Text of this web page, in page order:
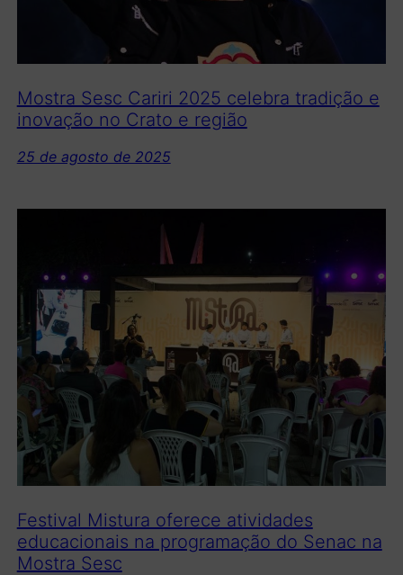
Mostra Sesc Cariri 2025 celebra tradição e
inovação no Crato e região
25 de agosto de 2025
Festival Mistura oferece atividades
educacionais na programação do Senac na
Mostra Sesc